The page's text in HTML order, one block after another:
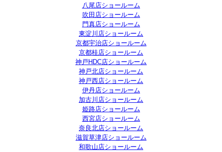
八尾店ショールーム
吹田店ショールーム
門真店ショールーム
東淀川店ショールーム
京都宇治店ショールーム
京都桂店ショールーム
神戸HDC店ショールーム
神戸北店ショールーム
神戸西店ショールーム
伊丹店ショールーム
加古川店ショールーム
姫路店ショールーム
西宮店ショールーム
奈良北店ショールーム
滋賀草津店ショールーム
和歌山店ショールーム